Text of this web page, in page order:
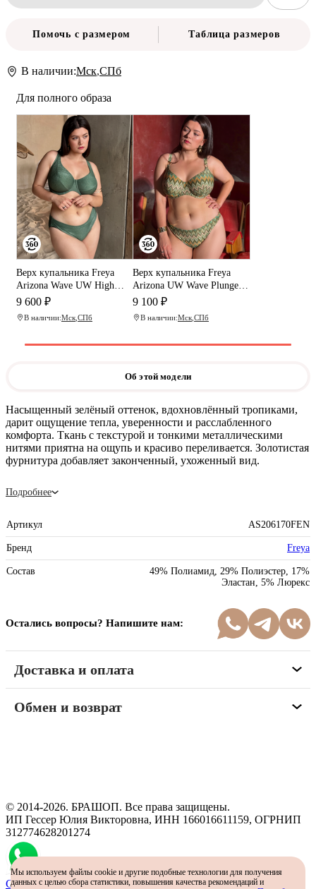
Помочь с размером Таблица размеров
В наличии:Мск,СПб
Для полного образа
Верх купальника Freya
Arizona Wave UW High
Apex Bikini Top (Fern)
9 600 ₽
В наличии:Мск СПб
Верх купальника Freya
Arizona UW Wave Plunge
Bikini Top (Vista)
9 100 ₽
В наличии:Мск СПб
Об этой модели
Насыщенный зелёный оттенок, вдохновлённый тропиками,
дарит ощущение тепла, уверенности и расслабленного
комфорта. Ткань с текстурой и тонкими металлическими
нитями приятна на ощупь и красиво переливается. Золотистая
фурнитура добавляет законченный, ухоженный вид.
Подробнее
Артикул AS206170FEN
Бренд Freya
Состав
49% Полиамид, 29% Полиэстер, 17%
Эластан, 5% Люрекс
Остались вопросы? Напишите нам:
Доставка и оплата
Обмен и возврат
© 2014-2026. БРАШОП. Все права защищены.
ИП Гессер Юлия Викторовна, ИНН 166016611159, ОГРНИП
312774628201274
Самый простой способ определить размер - консультация в
Мы используем файлы cookie и другие подобные технологии для получения
данных с целью сбора статистики, повышения качества рекомендаций и